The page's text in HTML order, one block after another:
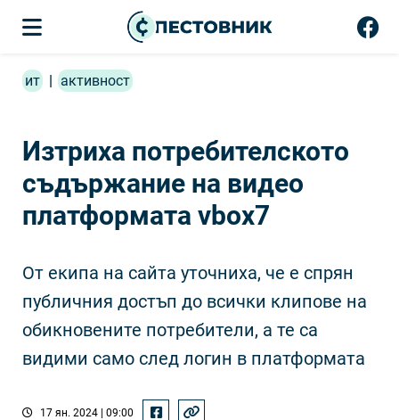
ит | активност
Изтриха потребителското
съдържание на видео
платформата vbox7
От екипа на сайта уточниха, че е спрян
публичния достъп до всички клипове на
обикновените потребители, а те са
видими само след логин в платформата
17 ян. 2024 | 09:00